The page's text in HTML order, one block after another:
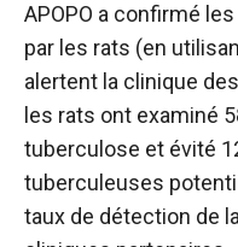
APOPO a confirmé
par les rats (en
alertent la clinique
les rats ont examiné
tuberculose et évité
tuberculeuses
taux de détection de